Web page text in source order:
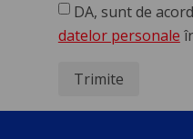
DA, sunt de
datelor personale
Trimite